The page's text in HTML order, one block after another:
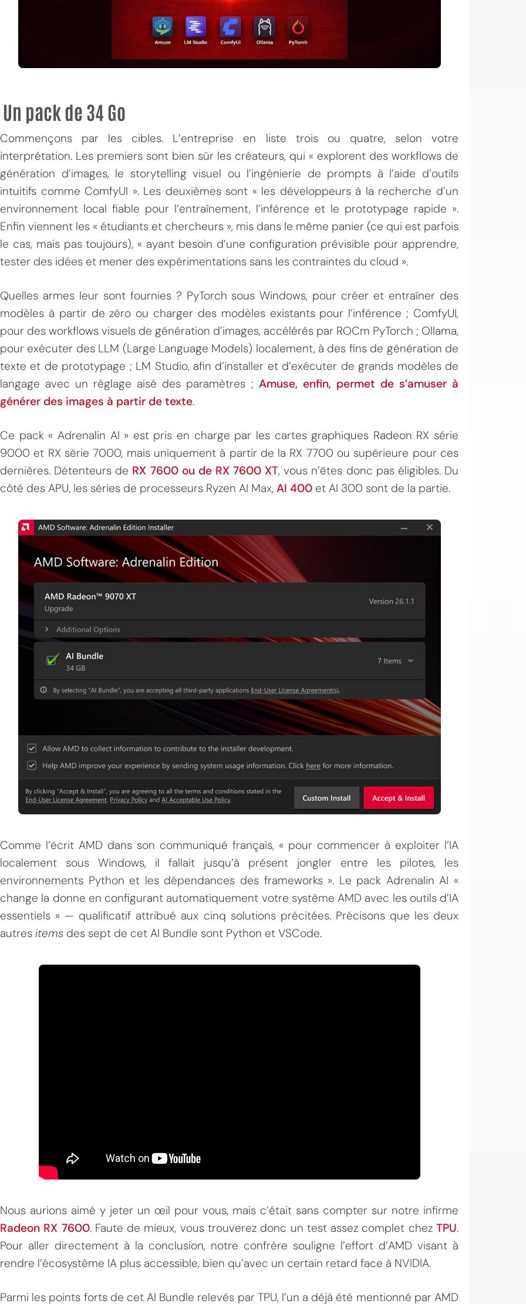
Un pack de 34 Go
Commençons par les cibles. L’entreprise en liste trois ou quatre, selon votre
interprétation. Les premiers sont bien sûr les créateurs, qui « explorent des workflows de
génération d’images, le storytelling visuel ou l’ingénierie de prompts à l’aide d’outils
intuitifs comme ComfyUI ». Les deuxièmes sont « les développeurs à la recherche d’un
environnement local fiable pour l’entraînement, l’inférence et le prototypage rapide ».
Enfin viennent les « étudiants et chercheurs », mis dans le même panier (ce qui est parfois
le cas, mais pas toujours), « ayant besoin d’une configuration prévisible pour apprendre,
tester des idées et mener des expérimentations sans les contraintes du cloud ».
Quelles armes leur sont fournies ? PyTorch sous Windows, pour créer et entraîner des
modèles à partir de zéro ou charger des modèles existants pour l’inférence ; ComfyUI,
pour des workflows visuels de génération d’images, accélérés par ROCm PyTorch ; Ollama,
pour exécuter des LLM (Large Language Models) localement, à des fins de génération de
texte et de prototypage ; LM Studio, afin d’installer et d’exécuter de grands modèles de
langage avec un réglage aisé des paramètres ; Amuse, enfin, permet de s’amuser à
générer des images à partir de texte.
Ce pack « Adrenalin AI » est pris en charge par les cartes graphiques Radeon RX série
9000 et RX série 7000, mais uniquement à partir de la RX 7700 ou supérieure pour ces
dernières. Détenteurs de RX 7600 ou de RX 7600 XT, vous n’êtes donc pas éligibles. Du
côté des APU, les séries de processeurs Ryzen AI Max, AI 400 et AI 300 sont de la partie.
Comme l’écrit AMD dans son communiqué français, « pour commencer à exploiter l’IA
localement sous Windows, il fallait jusqu’à présent jongler entre les pilotes, les
environnements Python et les dépendances des frameworks ». Le pack Adrenalin AI «
change la donne en configurant automatiquement votre système AMD avec les outils d’IA
essentiels » — qualificatif attribué aux cinq solutions précitées. Précisons que les deux
autres items des sept de cet AI Bundle sont Python et VSCode.
Nous aurions aimé y jeter un œil pour vous, mais c’était sans compter sur notre infirme
Radeon RX 7600. Faute de mieux, vous trouverez donc un test assez complet chezTPU.
Pour aller directement à la conclusion, notre confrère souligne l’effort d’AMD visant à
rendre l’écosystème IA plus accessible, bien qu’avec un certain retard face à NVIDIA.
Parmi les points forts de cet AI Bundle relevés par TPU, l’un a déjà été mentionné par AMD